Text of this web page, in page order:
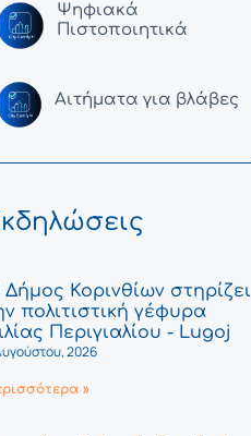
Ψηφιακά
Πιστοποιητικά
Αιτήματα για βλάβες
Κορινθίων στηρίζει
πολιτιστική γέφυρα
Περιγιαλίου - Lugoj
2026
»